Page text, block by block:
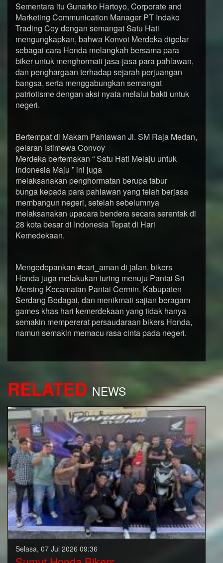
Sementara itu Gunarko Hartoyo, Corporate and
Marketing Communication Manager PT Indako
Trading Coy dengan semangat Satu Hati
mengungkapkan, bahwa Konvoi Merdeka digelar
sebagai cara Honda melangkah bersama para
biker untuk menghormati jasa-jasa para pahlawan,
dan penghargaan terhadap sejarah perjuangan
bangsa, serta menggabungkan semangat
patriotisme dengan aksi nyata melalui bakti untuk
negeri.
Bertempat di Makam Pahlawan Jl. SM Raja Medan,
gelaran istimewa Convoy
Merdeka bertemakan “ Satu Hati Melaju untuk
Indonesia Maju ” ini juga
melaksanakan penghormatan berupa tabur
bunga kepada para pahlawan yang telah berjasa
membangun negeri, setelah sebelumnya
melaksanakan upacara bendera secara serentak di
28 kota besar di Indonesia Tepat di Hari
Kemedekaan.
Mengedepankan #cari_aman di jalan, bikers
Honda juga melakukan turing menuju Pantai Sri
Mersing Kecamatan Pantai Cermin, Kabupaten
Serdang Bedagai, dan menikmati sajian beragam
games khas hari kemerdekaan yang tidak hanya
semakin mempererat persaudaraan bikers Honda,
namun semakin memacu rasa cinta pada negeri.
RELATED NEWS
Selasa, 07 Jul 2026 09:36